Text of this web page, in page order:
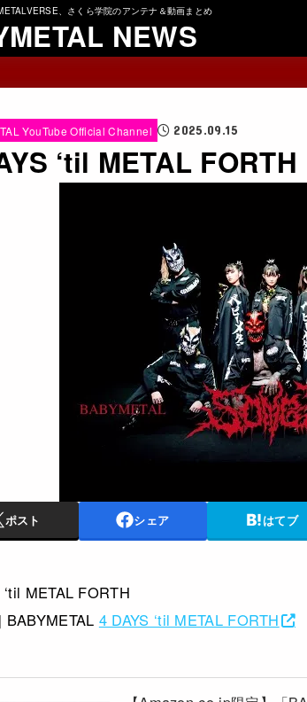
、さくら学院のアンテナ＆動画まとめ
NEWS
YouTube Official Channel 2025.09.15
‘til METAL FORTH
ポスト シェア はてブ
‘til METAL FORTH
BABYMETAL 4 DAYS ‘til METAL FORTH